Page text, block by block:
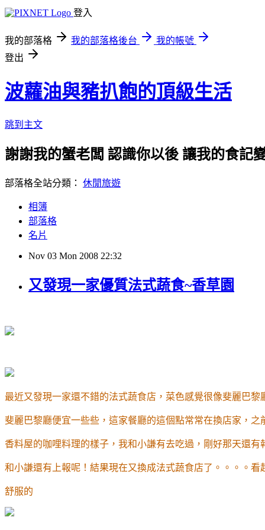
登入
我的部落格 我的部落格後台
我的帳號
登出
波蘿油與豬扒飽的頂級生活
跳到主文
謝謝我的蟹老闆 認識你以後 讓我的食記
部落格全站分類： 休閒旅遊
相簿
部落格
名片
Nov 03 Mon 2008 22:32
又發現一家優質法式蔬食~香草園
最近又發現一家還不錯的法式蔬食店，菜色感覺很像斐麗巴黎
斐麗巴黎廳便宜一些些，這家餐廳的這個點常常在換店家，之
香料屋的咖哩料理的樣子，我和小謙有去吃過，剛好那天還有
和小謙還有上報呢！結果現在又換成法式蔬食店了。。。。看
舒服的